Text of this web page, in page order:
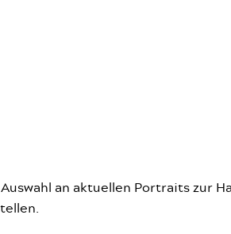
an aktuellen Portraits zur